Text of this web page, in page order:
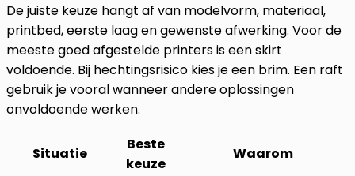
De juiste keuze hangt af van modelvorm, materiaal,
printbed, eerste laag en gewenste afwerking. Voor de
meeste goed afgestelde printers is een skirt
voldoende. Bij hechtingsrisico kies je een brim. Een raft
gebruik je vooral wanneer andere oplossingen
onvoldoende werken.
Situatie
Beste
keuze
Waarom